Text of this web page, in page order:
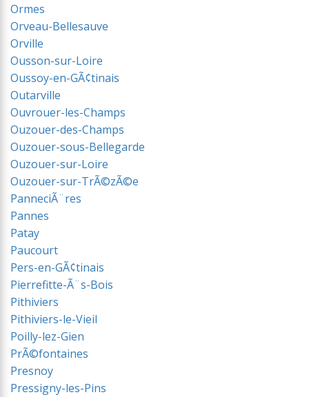
Ormes
Orveau-Bellesauve
Orville
Ousson-sur-Loire
Oussoy-en-GÃ¢tinais
Outarville
Ouvrouer-les-Champs
Ouzouer-des-Champs
Ouzouer-sous-Bellegarde
Ouzouer-sur-Loire
Ouzouer-sur-TrÃ©zÃ©e
PanneciÃ¨res
Pannes
Patay
Paucourt
Pers-en-GÃ¢tinais
Pierrefitte-Ã¨s-Bois
Pithiviers
Pithiviers-le-Vieil
Poilly-lez-Gien
PrÃ©fontaines
Presnoy
Pressigny-les-Pins